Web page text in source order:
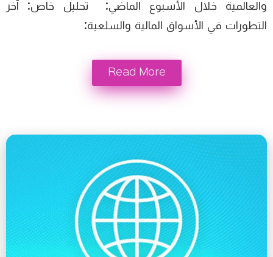
والعالمية خلال الأسبوع الماضي: تحليل خاص: آخر
التطورات في الأسواق المالية والسلعية:
Read More